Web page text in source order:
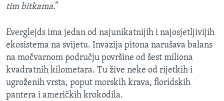
tim bitkama.”
Everglejds ima jedan od najunikatnijih i najosjetljivijih
ekosistema na svijetu. Invazija pitona narušava balans
na močvarnom području površine od šest miliona
kvadratnih kilometara. Tu žive neke od rijetkih i
ugroženih vrsta, poput morskih krava, floridskih
pantera i američkih krokodila.